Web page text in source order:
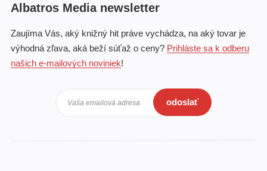
Albatros Media newsletter
Zaujíma Vás, aký knižný hit práve vychádza, na aký tovar je
výhodná zľava, aká beží súťaž o ceny? Prihláste sa k odberu
našich e-mailových noviniek!
Vaša emailová adresa odoslať